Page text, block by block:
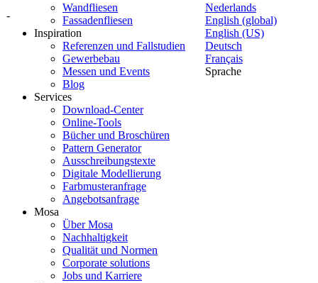
-
Nederlands
English (global)
English (US)
Deutsch
Français
Sprache
Wandfliesen
Fassadenfliesen
Inspiration
Referenzen und Fallstudien
Gewerbebau
Messen und Events
Blog
Services
Download-Center
Online-Tools
Bücher und Broschüren
Pattern Generator
Ausschreibungstexte
Digitale Modellierung
Farbmusteranfrage
Angebotsanfrage
Mosa
Über Mosa
Nachhaltigkeit
Qualität und Normen
Corporate solutions
Jobs und Karriere